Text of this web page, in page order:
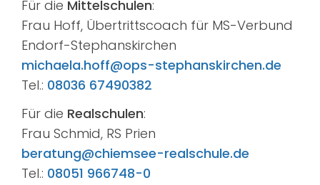
Für die Mittelschulen:
Frau Hoff, Übertrittscoach für MS-Verbund
Endorf-Stephanskirchen
michaela.hoff@ops-stephanskirchen.de
Tel.: 08036 67490382
Für die Realschulen:
Frau Schmid, RS Prien
beratung@chiemsee-realschule.de
Tel.: 08051 966748-0